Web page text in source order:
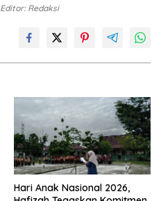
Editor: Redaksi
Hari Anak Nasional 2026,